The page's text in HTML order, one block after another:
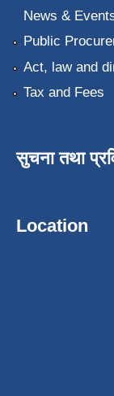
News &
Public
Act, law and
Tax and Fees
सुचना तथा
Location